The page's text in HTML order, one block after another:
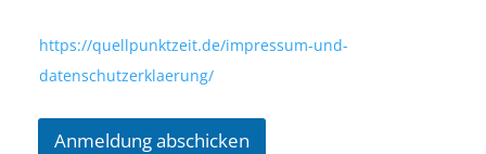
https://quellpunktzeit.de/impressum-und-
datenschutzerklaerung/
Anmeldung abschicken